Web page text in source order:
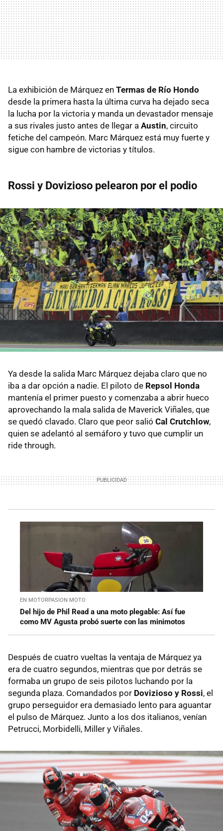
La exhibición de Márquez en Termas de Río Hondo
desde la primera hasta la última curva ha dejado seca
la lucha por la victoria y manda un devastador mensaje
a sus rivales justo antes de llegar a Austin, circuito
fetiche del campeón. Marc Márquez está muy fuerte y
sigue con hambre de victorias y títulos.
Rossi y Dovizioso pelearon por el podio
Ya desde la salida Marc Márquez dejaba claro que no
iba a dar opción a nadie. El piloto de Repsol Honda
mantenía el primer puesto y comenzaba a abrir hueco
aprovechando la mala salida de Maverick Viñales, que
se quedó clavado. Claro que peor salió Cal Crutchlow,
quien se adelantó al semáforo y tuvo que cumplir un
ride through.
EN MOTORPASION MOTO
Del hijo de Phil Read a una moto plegable: Así fue
como MV Agusta probó suerte con las minimotos
Después de cuatro vueltas la ventaja de Márquez ya
era de cuatro segundos, mientras que por detrás se
formaba un grupo de seis pilotos luchando por la
segunda plaza. Comandados por Dovizioso y Rossi, el
grupo perseguidor era demasiado lento para aguantar
el pulso de Márquez. Junto a los dos italianos, venían
Petrucci, Morbidelli, Miller y Viñales.